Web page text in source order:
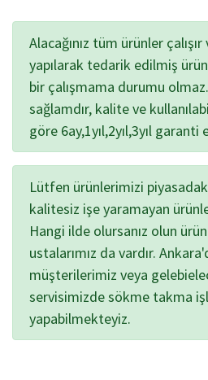
Alacağınız tüm ürünler
yapılarak tedarik edilmiş
bir çalışmama durumu
sağlamdır, kalite ve
göre 6ay,1yıl,2yıl,3yıl
Lütfen ürünlerimizi
kalitesiz işe yaramayan
Hangi ilde olursanız olun
ustalarımız da vardır.
müşterilerimiz veya
servisimizde sökme takma
yapabilmekteyiz.